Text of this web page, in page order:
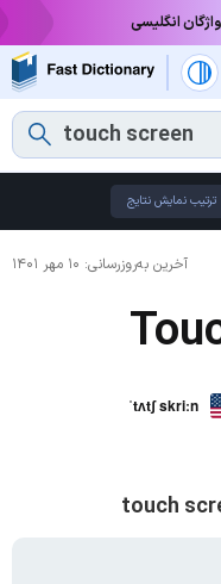
انگلیسی
ترتیب نمایش نتایج
آخرین به‌روزرسانی: ۱۰ مهر ۱۴۰۱
ˈtʌtʃ skriːn